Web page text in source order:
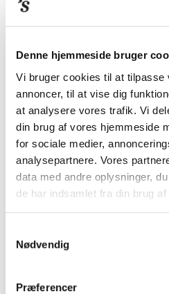
Denne hjemmeside bruger
Vi bruger cookies til at tilpasse
annoncer, til at vise dig
at analysere vores trafik. Vi
din brug af vores hjemmeside
for sociale medier,
analysepartnere. Vores
data med andre oplysninger,
de har indsamlet fra din brug af
Nødvendig
Præferencer